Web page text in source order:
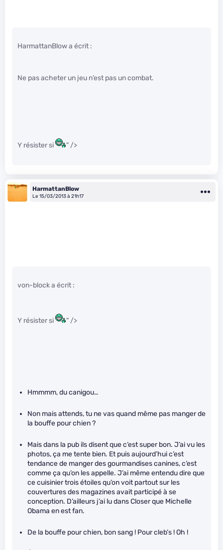
HarmattanBlow a écrit :
Ne pas acheter un jeu n’est pas un combat.
Y résister si " />
HarmattanBlow
Le 15/03/2013 à 21h17
von-block a écrit :
Y résister si " />
Hmmmm, du canigou…
Non mais attends, tu ne vas quand même pas manger de
la bouffe pour chien ?
Mais dans la pub ils disent que c’est super bon. J’ai vu les
photos, ça me tente bien. Et puis aujourd’hui c’est
tendance de manger des gourmandises canines, c’est
comme ça qu’on les appelle. J’ai même entendu dire que
ce cuisinier trois étoiles qu’on voit partout sur les
couvertures des magazines avait participé à se
conception. D’ailleurs j’ai lu dans Closer que Michelle
Obama en est fan.
De la bouffe pour chien, bon sang ! Pour cleb’s ! Oh !